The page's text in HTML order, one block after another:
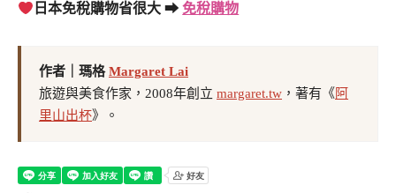
日本免稅購物省很大 ➡免稅購物
作者｜瑪格Margaret Lai
旅遊與美食作家，2008年創立 margaret.tw ，著有《阿
里山出杯》。